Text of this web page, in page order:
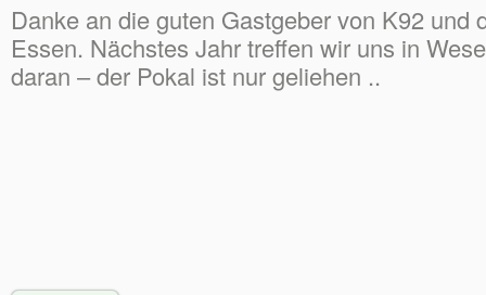
Danke an die guten Gastgeber von K92 und
Essen. Nächstes Jahr treffen wir uns in
daran – der Pokal ist nur geliehen ..